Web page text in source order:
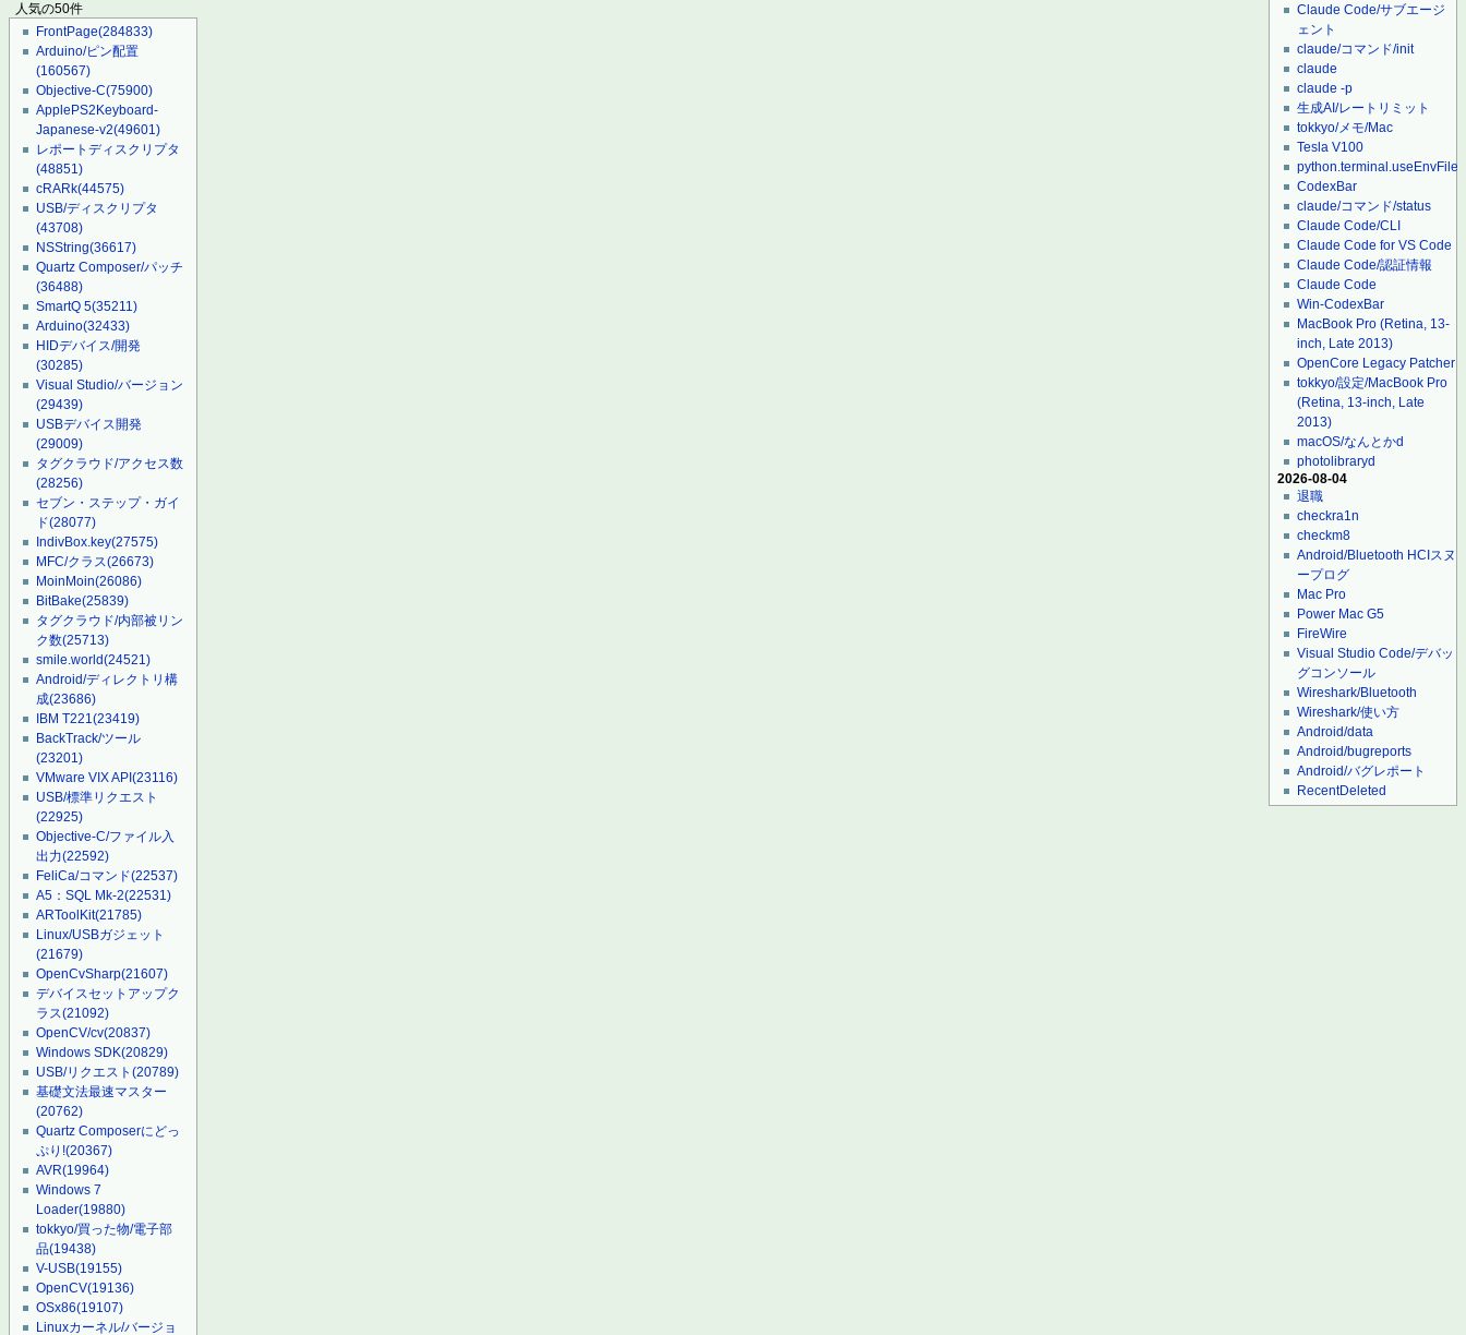
人気の50件
FrontPage(284833)
Arduino/ピン配置
(160567)
Objective-C(75900)
ApplePS2Keyboard-
Japanese-v2(49601)
レポートディスクリプタ
(48851)
cRARk(44575)
USB/ディスクリプタ
(43708)
NSString(36617)
Quartz Composer/パッチ
(36488)
SmartQ 5(35211)
Arduino(32433)
HIDデバイス/開発
(30285)
Visual Studio/バージョン
(29439)
USBデバイス開発
(29009)
タグクラウド/アクセス数
(28256)
セブン・ステップ・ガイ
ド(28077)
IndivBox.key(27575)
MFC/クラス(26673)
MoinMoin(26086)
BitBake(25839)
タグクラウド/内部被リン
ク数(25713)
smile.world(24521)
Android/ディレクトリ構
成(23686)
IBM T221(23419)
BackTrack/ツール
(23201)
VMware VIX API(23116)
USB/標準リクエスト
(22925)
Objective-C/ファイル入
出力(22592)
FeliCa/コマンド(22537)
A5：SQL Mk-2(22531)
ARToolKit(21785)
Linux/USBガジェット
(21679)
OpenCvSharp(21607)
デバイスセットアップク
ラス(21092)
OpenCV/cv(20837)
Windows SDK(20829)
USB/リクエスト(20789)
基礎文法最速マスター
(20762)
Quartz Composerにどっ
ぷり!(20367)
AVR(19964)
Windows 7
Loader(19880)
tokkyo/買った物/電子部
品(19438)
V-USB(19155)
OpenCV(19136)
OSx86(19107)
Linuxカーネル/バージョ
Claude Code/サブエージ
ェント
claude/コマンド/init
claude
claude -p
生成AI/レートリミット
tokkyo/メモ/Mac
Tesla V100
python.terminal.useEnvFile
CodexBar
claude/コマンド/status
Claude Code/CLI
Claude Code for VS Code
Claude Code/認証情報
Claude Code
Win-CodexBar
MacBook Pro (Retina, 13-
inch, Late 2013)
OpenCore Legacy Patcher
tokkyo/設定/MacBook Pro
(Retina, 13-inch, Late
2013)
macOS/なんとかd
photolibraryd
2026-08-04
退職
checkra1n
checkm8
Android/Bluetooth HCIスヌ
ープログ
Mac Pro
Power Mac G5
FireWire
Visual Studio Code/デバッ
グコンソール
Wireshark/Bluetooth
Wireshark/使い方
Android/data
Android/bugreports
Android/バグレポート
RecentDeleted